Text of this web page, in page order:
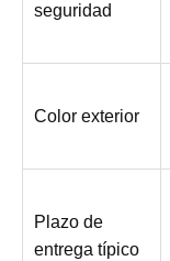
seguridad
Color exterior
Plazo de
entrega típico